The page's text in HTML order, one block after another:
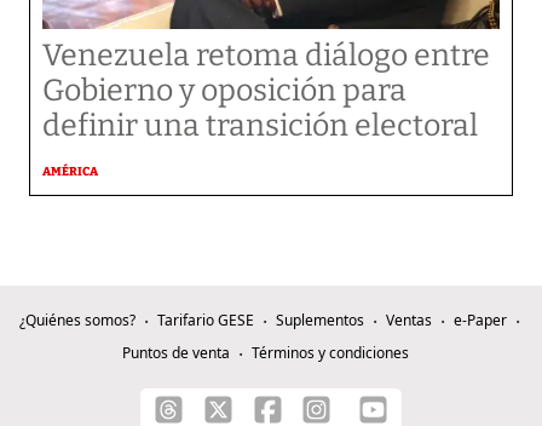
Venezuela retoma diálogo entre
Gobierno y oposición para
definir una transición electoral
AMÉRICA
¿Quiénes somos? Tarifario GESE Suplementos Ventas
e-Paper
Puntos de venta
Términos y condiciones